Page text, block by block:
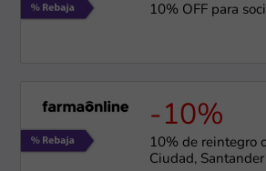
10% OFF para
-10%
10% de reintegro
Ciudad,